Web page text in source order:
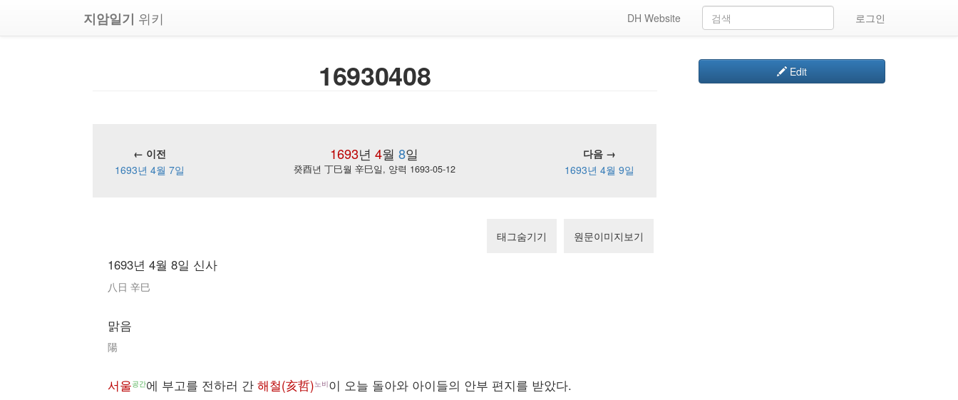
지암일기 위키 로그인
DH Website
16930408
1693년 4월 8일
← 이전
다음 →
1693년 4월 7일
癸酉년 丁巳월 辛巳일, 양력 1693-05-12 1693년 4월 9일
태그숨기기 원문이미지보기
1693년 4월 8일 신사
八日 辛巳
맑음
陽
서울공간에 부고를 전하러 간 해철(亥哲)노비이 오늘 돌아와 아이들의 안부 편지를 받았다.
Edit